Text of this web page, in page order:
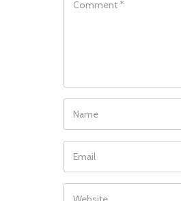
NAME
EMAIL
WEBSITE